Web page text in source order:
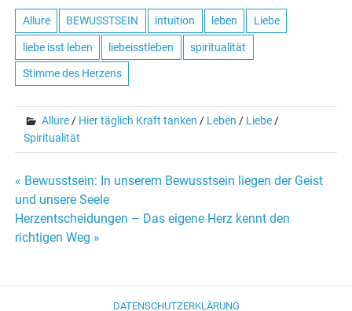
Allure BEWUSSTSEIN intuition leben Liebe
liebe isst leben liebeisstleben spiritualität
Stimme des Herzens
Allure / Hier täglich Kraft tanken / Leben / Liebe /
Spiritualität
Beitrags-
Navigation
« Bewusstsein: In unserem Bewusstsein liegen der Geist
und unsere Seele
Herzentscheidungen – Das eigene Herz kennt den
richtigen Weg »
DATENSCHUTZERKLÄRUNG